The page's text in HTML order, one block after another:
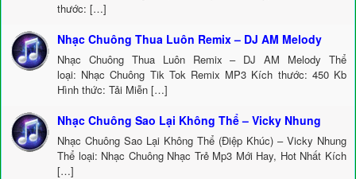
thước: […]
Nhạc Chuông Thua Luôn Remix – DJ AM Melody
Nhạc Chuông Thua Luôn Remix – DJ AM Melody Thể
loại: Nhạc Chuông Tik Tok Remix MP3 Kích thước: 450 Kb
Hình thức: Tải Miễn […]
Nhạc Chuông Sao Lại Không Thể – Vicky Nhung
Nhạc Chuông Sao Lại Không Thể (Điệp Khúc) – Vicky Nhung
Thể loại: Nhạc Chuông Nhạc Trẻ Mp3 Mới Hay, Hot Nhất Kích
[…]